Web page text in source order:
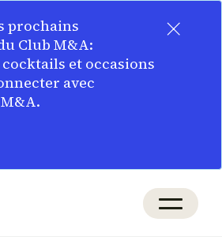
×
prochains
Club M&A:
et occasions
avec